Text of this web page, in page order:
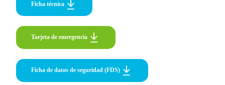
Ficha técnica
Tarjeta de emergencia
Ficha de datos de seguridad (FDS)